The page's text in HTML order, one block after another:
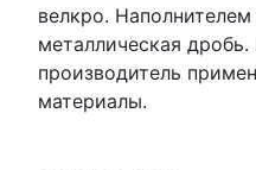
велкро.
металлическая
производитель
материалы.